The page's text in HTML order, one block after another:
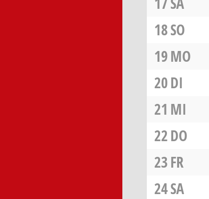
18SO
19MO
20DI
21 MI
22DO
23FR
24SA